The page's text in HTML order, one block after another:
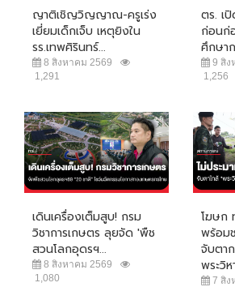
ญาติเชิญวิญญาณ-ครูเร่ง
เยี่ยมเด็กเจ็บ เหตุยิงใน
รร.เทพศิรินทร์...
8 สิงหาคม 2569
1,291
ตร. เ
ก่อนก่
ศึกษา
9 สิง
1,256
เดินเครื่องเต็มสูบ! กรม
วิชาการเกษตร ลุยจัด 'พืช
สวนโลกอุดรฯ...
8 สิงหาคม 2569
1,080
โฆษก
พร้อม
จับตา
พระวิห
7 สิง